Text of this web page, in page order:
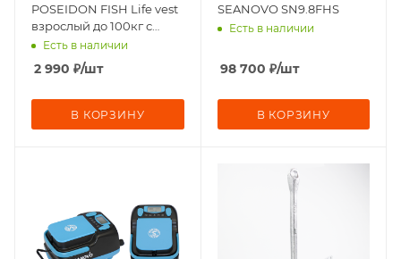
POSEIDON FISH Life vest
взрослый до 100кг с
подголовником
Есть в наличии
2 990 ₽/шт
В КОРЗИНУ
SEANOVO SN9.8FHS
Есть в наличии
98 700 ₽/шт
В КОРЗИНУ